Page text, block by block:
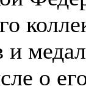
и
о